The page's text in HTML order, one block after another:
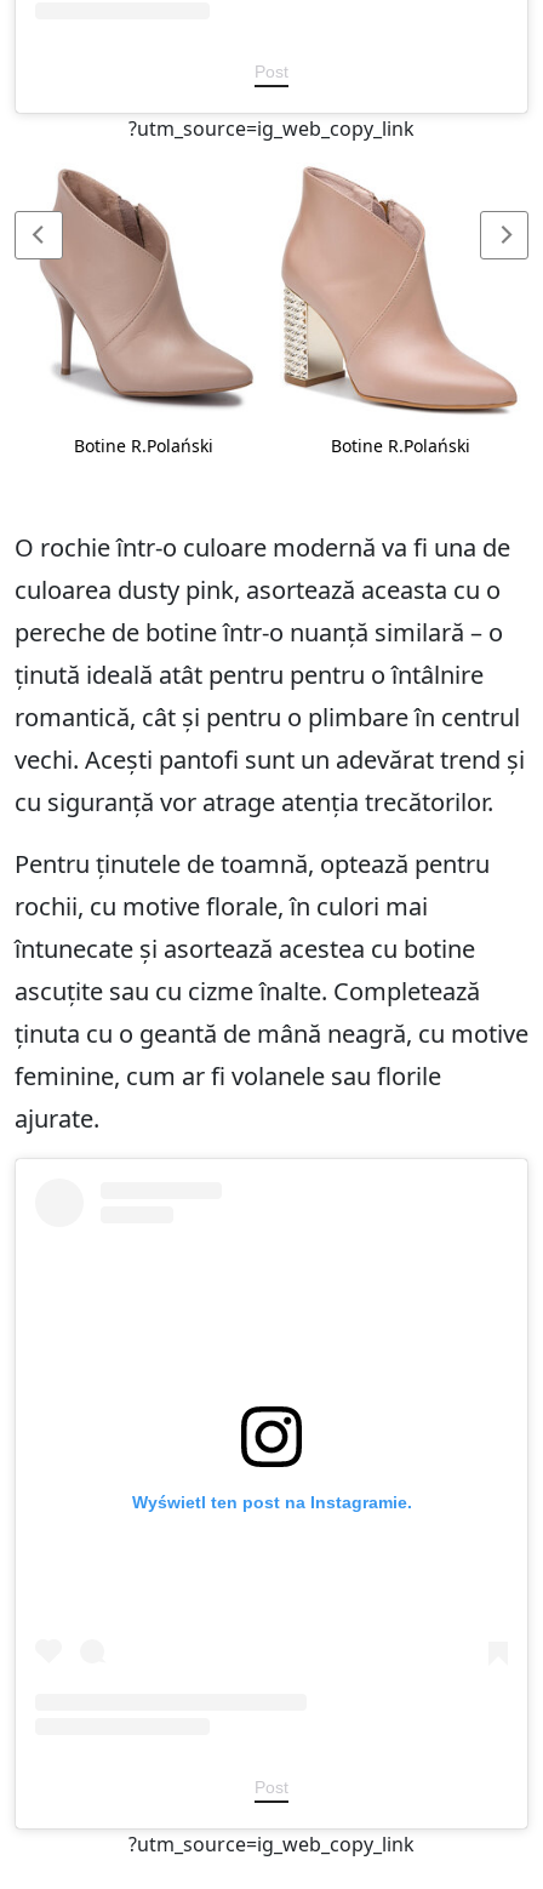
Post
?utm_source=ig_web_copy_link
Botine R.Polański Botine R.Polański
O rochie într-o culoare modernă va fi una de
culoarea dusty pink, asortează aceasta cu o
pereche de botine într-o nuanță similară – o
ținută ideală atât pentru pentru o întâlnire
romantică, cât și pentru o plimbare în centrul
vechi. Acești pantofi sunt un adevărat trend și
cu siguranță vor atrage atenția trecătorilor.
Pentru ținutele de toamnă, optează pentru
rochii, cu motive florale, în culori mai
întunecate și asortează acestea cu botine
ascuțite sau cu cizme înalte. Completează
ținuta cu o geantă de mână neagră, cu motive
feminine, cum ar fi volanele sau florile
ajurate.
Wyświetl ten post na Instagramie.
Post
?utm_source=ig_web_copy_link